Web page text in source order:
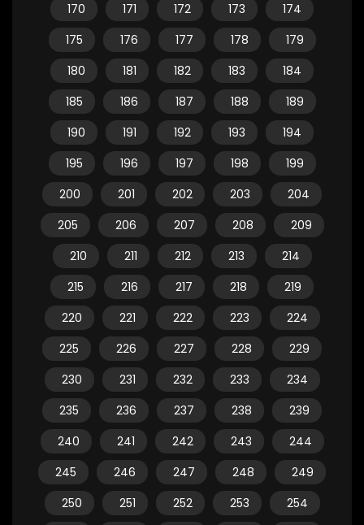
170
171 172 173
174
175
176 177 178
179
180
181 182 183
184
185
186 187 188
189
190
191 192 193
194
195
196 197 198
199
200
201 202 203
204
205
206 207 208
209
210
211 212 213
214
215
216 217 218
219
220
221 222 223
224
225
226 227 228
229
230
231 232 233
234
235
236 237 238
239
240
241 242 243
244
245
246 247 248
249
250
251 252 253
254